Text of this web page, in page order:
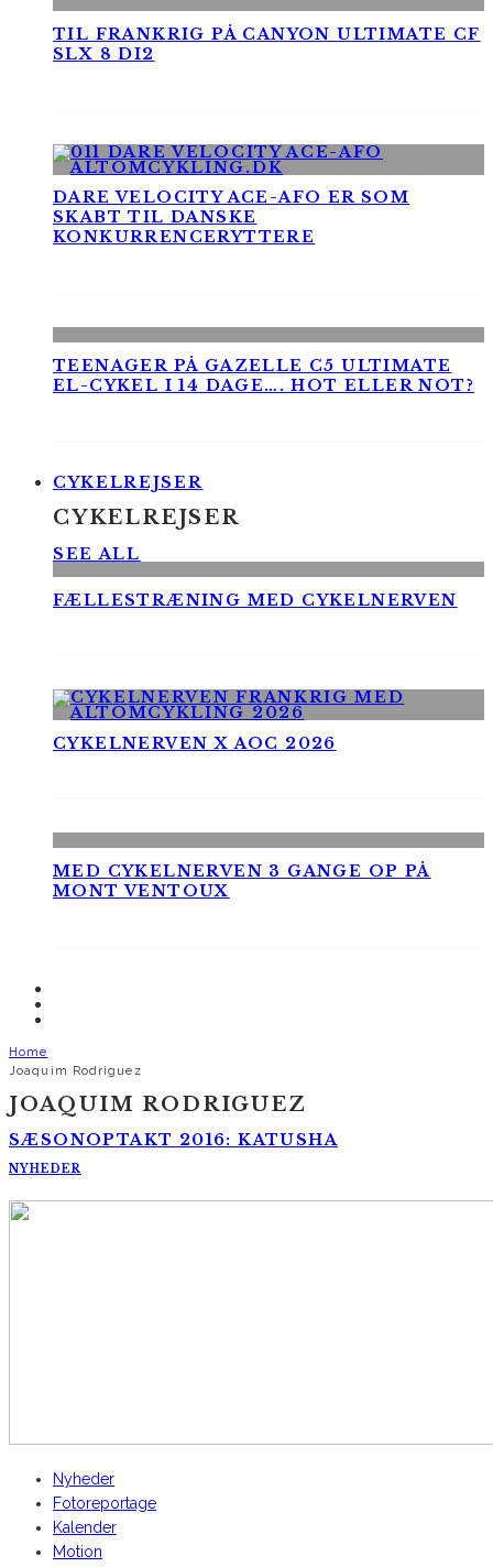
TIL FRANKRIG PÅ CANYON ULTIMATE CF
SLX 8 DI2
DARE VELOCITY ACE-AFO ER SOM
SKABT TIL DANSKE
KONKURRENCERYTTERE
TEENAGER PÅ GAZELLE C5 ULTIMATE
EL-CYKEL I 14 DAGE…. HOT ELLER NOT?
CYKELREJSER
CYKELREJSER
SEE ALL
FÆLLESTRÆNING MED CYKELNERVEN
CYKELNERVEN X AOC 2026
MED CYKELNERVEN 3 GANGE OP PÅ
MONT VENTOUX
Home
Joaquim Rodriguez
JOAQUIM RODRIGUEZ
SÆSONOPTAKT 2016: KATUSHA
NYHEDER
Nyheder
Fotoreportage
Kalender
Motion